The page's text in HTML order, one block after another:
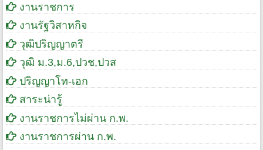
งานราชการ
งานรัฐวิสาหกิจ
วุฒิปริญญาตรี
วุฒิ ม.3,ม.6,ปวช,ปวส
ปริญญาโท-เอก
สาระน่ารู้
งานราชการไม่ผ่าน ก.พ.
งานราชการผ่าน ก.พ.